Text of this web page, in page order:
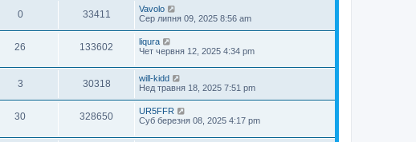
0 33411
Vavolo
Сер липня 09, 2025 8:56 am
26 133602
liqura
Чет червня 12, 2025 4:34 pm
3 30318
will-kidd
Нед травня 18, 2025 7:51 pm
30 328650
UR5FFR
Суб березня 08, 2025 4:17 pm